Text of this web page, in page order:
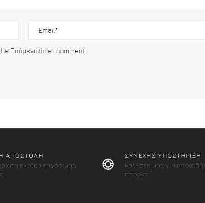
Επόμενο time I comment.
ΑΠΟΣΤΟΛΗ
εντός 1 εργάσιμης
ΣΥΝΕΧΗΣ ΥΠΟΣΤΗΡΙΞΗ
Καλέστε μας για
απορία